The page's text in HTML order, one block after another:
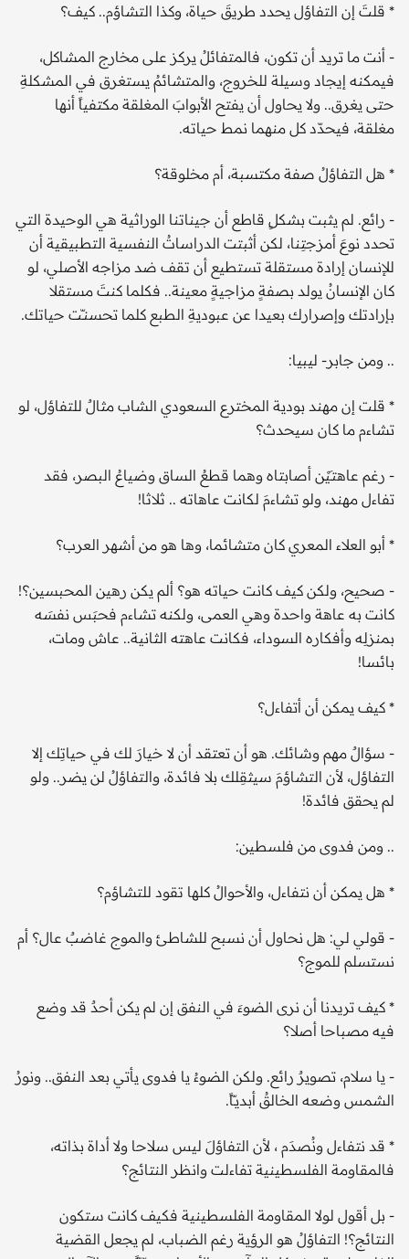
* قلتَ إن التفاؤل يحدد طريقَ حياة، وكذا التشاؤم.. كيف؟
- أنت ما تريد أن تكون، فالمتفائلُ يركز على مخارج المشاكل،
فيمكنه إيجاد وسيلة للخروج، والمتشائمُ يستغرق في المشكلةِ
حتى يغرق.. ولا يحاول أن يفتح الأبوابَ المغلقة مكتفياً أنها
مغلقة، فيحدّد كل منهما نمط حياته.
* هل التفاؤلُ صفة مكتسبة، أم مخلوقة؟
- رائع. لم يثبت بشكلٍ قاطع أن جيناتنا الوراثية هي الوحيدة التي
تحدد نوعَ أمزجتِنا، لكن أثبتت الدراساتُ النفسية التطبيقية أن
للإنسان إرادة مستقلة تستطيع أن تقف ضد مزاجه الأصلي، لو
كان الإنسانُ يولد بصفةٍ مزاجيةٍ معينة.. فكلما كنتَ مستقلا
بإرادتك وإصرارك بعيدا عن عبوديةِ الطبع كلما تحسنـّت حياتك.
.. ومن جابر- ليبيا:
* قلت إن مهند بودية المخترع السعودي الشاب مثالٌ للتفاؤل، لو
تشاءم ما كان سيحدث؟
- رغم عاهتـَيْن أصابتاه وهما قطعُ الساق وضياعُ البصر، فقد
تفاءل مهند، ولو تشاءمَ لكانت عاهاته .. ثلاثا!
* أبو العلاء المعري كان متشائما، وها هو من أشهر العرب؟
- صحيح، ولكن كيف كانت حياته هو؟ ألم يكن رهين المحبسين؟!
كانت به عاهة واحدة وهي العمى، ولكنه تشاءم فحبَس نفسَه
بمنزلِه وأفكاره السوداء، فكانت عاهته الثانية.. عاش ومات،
بائسا!
* كيف يمكن أن أتفاءل؟
- سؤالٌ مهم وشائك. هو أن تعتقد أن لا خيارَ لك في حياتِك إلا
التفاؤل، لأن التشاؤمَ سيثقِلك بلا فائدة، والتفاؤلُ لن يضر.. ولو
لم يحقق فائدة!
.. ومن فدوى من فلسطين:
* هل يمكن أن نتفاءل، والأحوالُ كلها تقود للتشاؤم؟
- قولي لي: هل نحاول أن نسبح للشاطئ والموج غاضبٌ عال؟ أم
نستسلم للموج؟
* كيف تريدنا أن نرى الضوءَ في النفق إن لم يكن أحدٌ قد وضع
فيه مصباحا أصلا؟
- يا سلام، تصويرٌ رائع. ولكن الضوءُ يا فدوى يأتي بعد النفق.. ونورُ
الشمس وضعه الخالقُ أبديـّاً.
* قد نتفاءل ونُصدَم ، لأن التفاؤلَ ليس سلاحا ولا أداة بذاته،
فالمقاومة الفلسطينية تفاءلت وانظر النتائج؟
- بل أقول لولا المقاومة الفلسطينية فكيف كانت ستكون
النتائج؟! التفاؤلُ هو الرؤية رغم الضباب، لم يجعل القضية